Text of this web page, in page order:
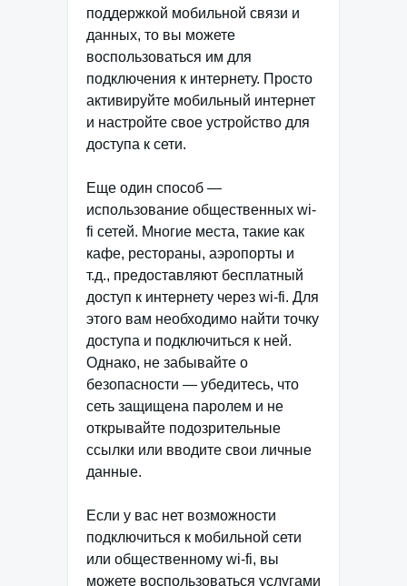
поддержкой мобильной связи и
данных, то вы можете
воспользоваться им для
подключения к интернету. Просто
активируйте мобильный интернет
и настройте свое устройство для
доступа к сети.
Еще один способ —
использование общественных wi-
fi сетей. Многие места, такие как
кафе, рестораны, аэропорты и
т.д., предоставляют бесплатный
доступ к интернету через wi-fi. Для
этого вам необходимо найти точку
доступа и подключиться к ней.
Однако, не забывайте о
безопасности — убедитесь, что
сеть защищена паролем и не
открывайте подозрительные
ссылки или вводите свои личные
данные.
Если у вас нет возможности
подключиться к мобильной сети
или общественному wi-fi, вы
можете воспользоваться услугами